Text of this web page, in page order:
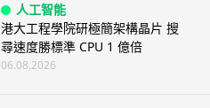
人工智能
港大工程學院研極簡架構晶片 搜
尋速度勝標準 CPU 1 億倍
06.08.2026